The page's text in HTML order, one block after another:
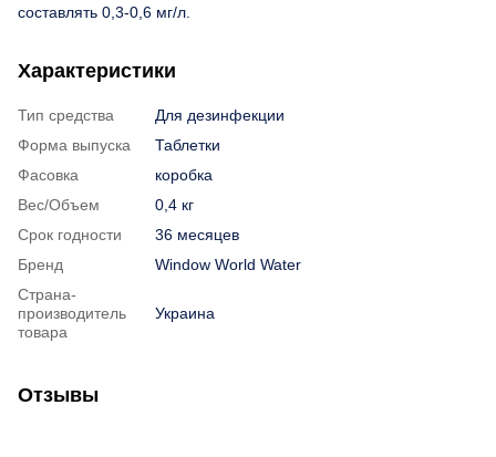
составлять 0,3-0,6 мг/л.
Характеристики
Тип средства
Для дезинфекции
Форма выпуска
Таблетки
Фасовка
коробка
Вес/Объем
0,4 кг
Срок годности
36 месяцев
Бренд
Window World Water
Страна-
производитель
товара
Украина
Отзывы